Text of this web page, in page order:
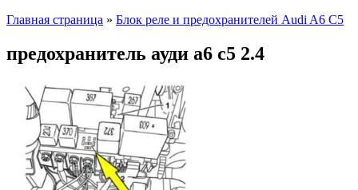
Главная страница » Блок реле и предохранителей Audi A6 C5
предохранитель ауди а6 с5 2.4